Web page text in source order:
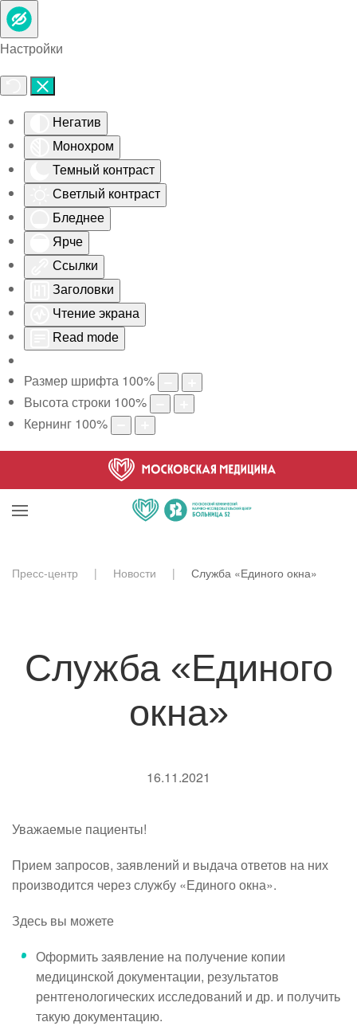
Настройки
Негатив
Монохром
Темный контраст
Светлый контраст
Бледнее
Ярче
Ссылки
Заголовки
Чтение экрана
Read mode
Размер шрифта 100%
Высота строки 100%
Кернинг 100%
Skip to main content
Пресс-центр Новости Служба «Единого окна»
Служба «Единого
окна»
16.11.2021
Уважаемые пациенты!
Прием запросов, заявлений и выдача ответов на них
производится через службу «Единого окна».
Здесь вы можете
Оформить заявление на получение копии
медицинской документации, результатов
рентгенологических исследований и др. и получить
такую документацию.